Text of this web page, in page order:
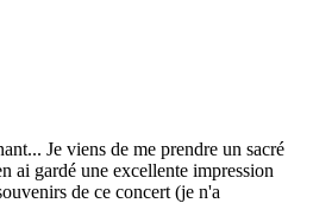
Je viens de me prendre un sacré
ai gardé une excellente impression
de ce concert (je n'a